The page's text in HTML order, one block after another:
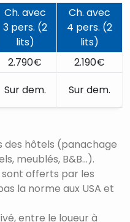
Ch. avec
3 pers. (2
lits)
Ch. avec
4 pers. (2
lits)
2.790€
2.190€
Sur dem. Sur dem.
des hôtels (panachage
meublés, B&B...).
sont offerts par les
la norme aux USA et
entre le loueur à